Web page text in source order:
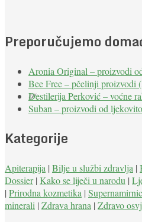
Preporučujemo
Aronia Original – proizvodi
Bee Free – pčelinji proizvodi
Destilerija Perković – voćne
Suban – proizvodi od
Kategorije
Apiterapija | Bilje u službi zdravlja |
Dossier| Kako se liječi u narodu |
| Prirodna kozmetika |
minerali | Zdrava hrana | Zdravo